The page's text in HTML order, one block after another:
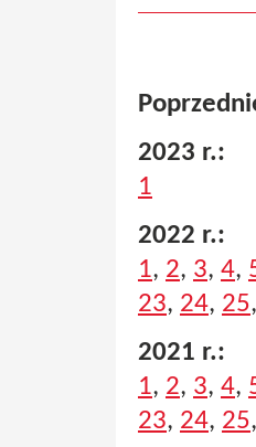
2023 r.:
1
2022 r.:
1, 2, 3, 4,
23, 24, 25,
2021 r.:
1, 2, 3, 4,
23, 24, 25,